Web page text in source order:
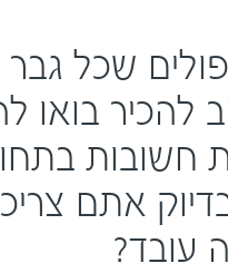
שכל
להכיר בואו
חשובות
אתם
עובד?